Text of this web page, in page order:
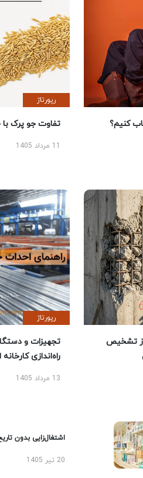
کنیم؟
رپورتاژ
تفاوت جو پرک
تشخیص
رپورتاژ
تجهیزات و
راه‌اندازی
13 مرداد 1405
اشتغال‌زایی بدون تاریخ
20 تیر 1405